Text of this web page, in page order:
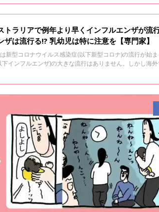
トラリアで例年より早くインフルエンザが流
ザは流行る!? 乳幼児は特に注意を【専門家】
新型コロナウイルス感染症(以下新型コロナ)の流行が始
下インフルエンザ)の大きな流行はありません。しかし海